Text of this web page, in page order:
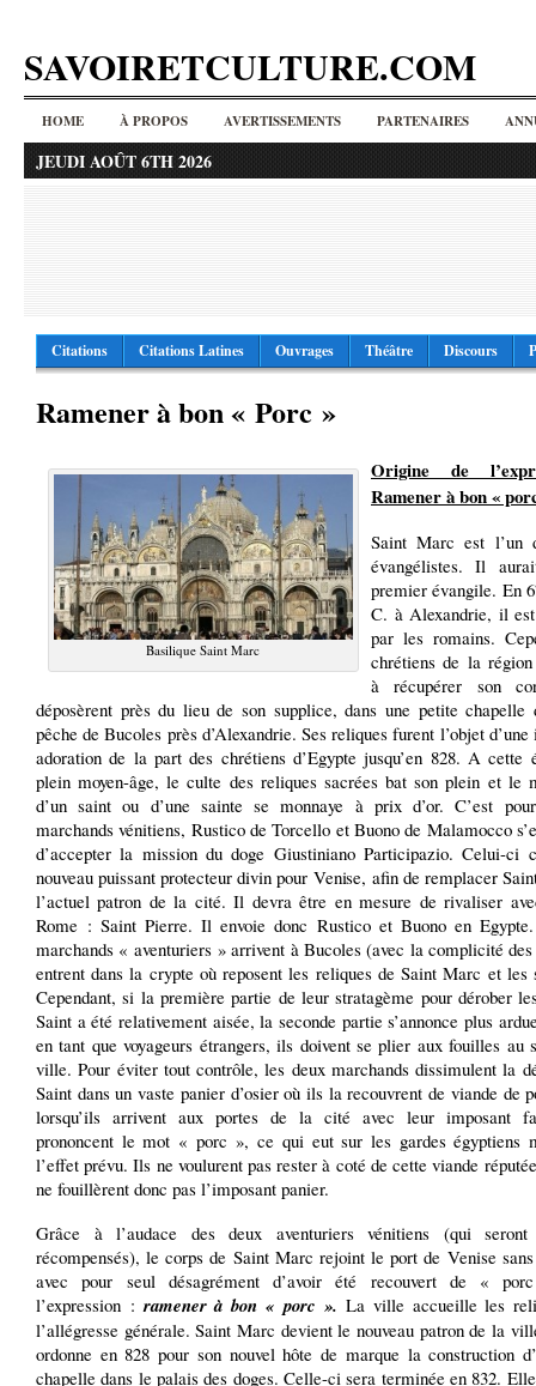
SAVOIRETCULTURE.COM
HOME À PROPOS AVERTISSEMENTS PARTENAIRES
JEUDI AOÛT 6TH 2026
Citations Citations Latines Ouvrages Théâtre Discours
Ramener à bon « Porc »
Basilique Saint Marc
Origine de
Ramener à bon «
Saint Marc est l’un
évangélistes. Il
premier évangile. En
C. à Alexandrie, il
par les romains.
chrétiens de la
à récupérer son
déposèrent près du lieu de son supplice, dans une petite chapelle
pêche de Bucoles près d’Alexandrie. Ses reliques furent l’objet
adoration de la part des chrétiens d’Egypte jusqu’en 828. A cette
plein moyen-âge, le culte des reliques sacrées bat son plein et le
d’un saint ou d’une sainte se monnaye à prix d’or. C’est
marchands vénitiens, Rustico de Torcello et Buono de Malamocco
d’accepter la mission du doge Giustiniano Participazio. Celui-ci
nouveau puissant protecteur divin pour Venise, afin de remplacer
l’actuel patron de la cité. Il devra être en mesure de rivaliser
Rome : Saint Pierre. Il envoie donc Rustico et Buono en
marchands « aventuriers » arrivent à Bucoles (avec la complicité
entrent dans la crypte où reposent les reliques de Saint Marc et les
Cependant, si la première partie de leur stratagème pour dérober
Saint a été relativement aisée, la seconde partie s’annonce plus
en tant que voyageurs étrangers, ils doivent se plier aux fouilles au
ville. Pour éviter tout contrôle, les deux marchands dissimulent la
Saint dans un vaste panier d’osier où ils la recouvrent de viande de
lorsqu’ils arrivent aux portes de la cité avec leur imposant
prononcent le mot « porc », ce qui eut sur les gardes égyptiens
l’effet prévu. Ils ne voulurent pas rester à coté de cette viande
ne fouillèrent donc pas l’imposant panier.
Grâce à l’audace des deux aventuriers vénitiens (qui seront
récompensés), le corps de Saint Marc rejoint le port de Venise
avec pour seul désagrément d’avoir été recouvert de «
l’expression :ramener à bon « porc ». La ville accueille les
l’allégresse générale. Saint Marc devient le nouveau patron de la
ordonne en 828 pour son nouvel hôte de marque la construction
chapelle dans le palais des doges. Celle-ci sera terminée en 832.